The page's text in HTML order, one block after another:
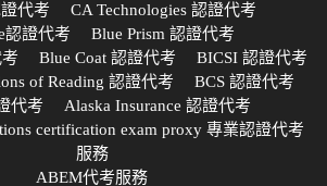
代考
CA Technologies 認證代考
認證代考
Blue Prism 認證代考
Blue Coat 認證代考
BICSI 認證代考
of Reading 認證代考
BCS 認證代考
代考
Alaska Insurance 認證代考
certification exam proxy 專業認證代考
服務
ABEM代考服務